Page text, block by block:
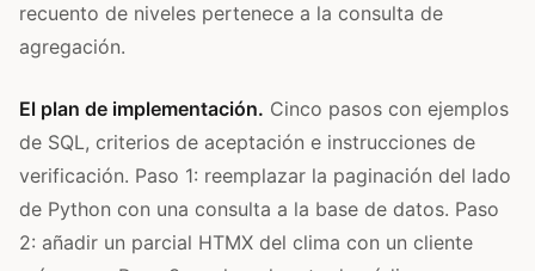
recuento de niveles pertenece a la consulta de
agregación.
El plan de implementación. Cinco pasos con ejemplos
de SQL, criterios de aceptación e instrucciones de
verificación. Paso 1: reemplazar la paginación del lado
de Python con una consulta a la base de datos. Paso
2: añadir un parcial HTMX del clima con un cliente